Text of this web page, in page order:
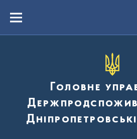
вмістуMenu
Головне